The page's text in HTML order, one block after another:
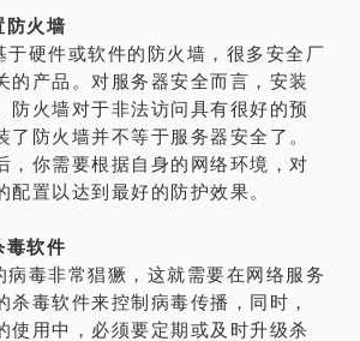
防火墙
于硬件或软件的防火墙，很多安全厂
的产品。对服务器安全而言，安装
防火墙对于非法访问具有很好的预
了防火墙并不等于服务器安全了。
，你需要根据自身的网络环境，对
配置以达到最好的防护效果。
毒软件
病毒非常猖獗，这就需要在网络服务
杀毒软件来控制病毒传播，同时，
使用中，必须要定期或及时升级杀